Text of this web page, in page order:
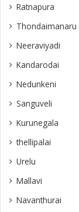
Ratnapura
Thondaimanaru
Neeraviyadi
Kandarodai
Nedunkeni
Sanguveli
Kurunegala
thellipalai
Urelu
Mallavi
Navanthurai